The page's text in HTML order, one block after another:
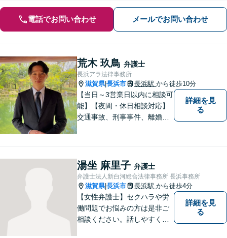
電話でお問い合わせ メールでお問い合わせ
荒木 玖鳥 弁護士
長浜アラ法律事務所
滋賀県|長浜市 長浜駅 から徒歩10分
【当日～3営業日以内に相談可
能】【夜間・休日相談対応】
交通事故、刑事事件、離婚・
詳細を見
る
湯坐 麻里子 弁護士
弁護士法人新白河総合法律事務所 長浜事務所
滋賀県|長浜市 長浜駅 から徒歩4分
【女性弁護士】セクハラや労
働問題でお悩みの方は是非ご
相談ください。話しやすく相
詳細を見
る